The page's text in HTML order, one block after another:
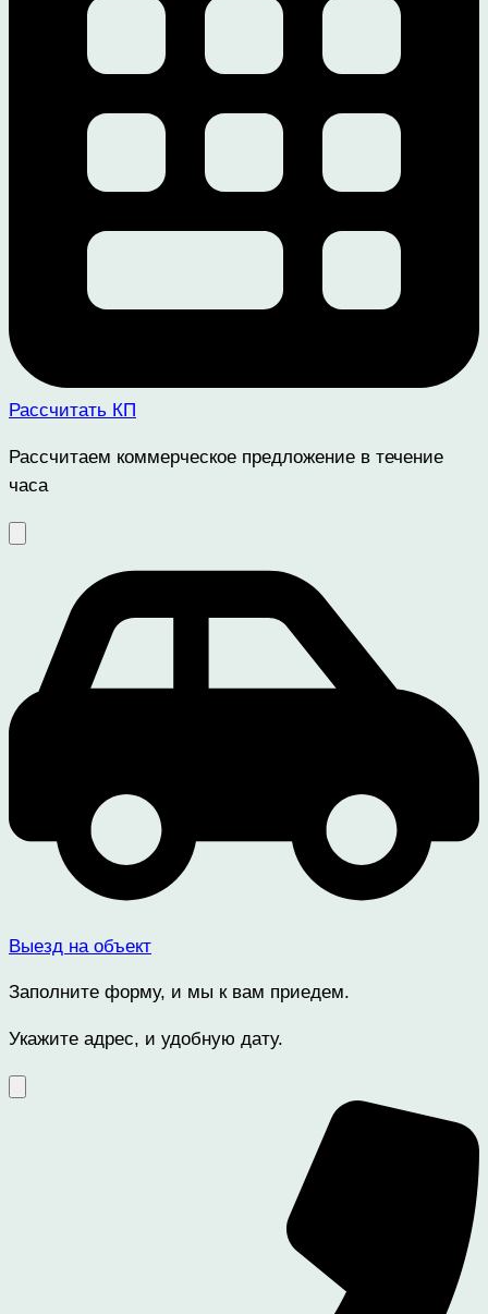
Рассчитать КП
Рассчитаем коммерческое предложение в течение
часа
Выезд на объект
Заполните форму, и мы к вам приедем.
Укажите адрес, и удобную дату.